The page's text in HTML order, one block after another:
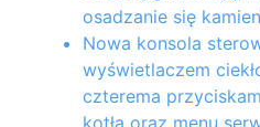
osadzanie się
Nowa konsola
wyświetlaczem
czterema